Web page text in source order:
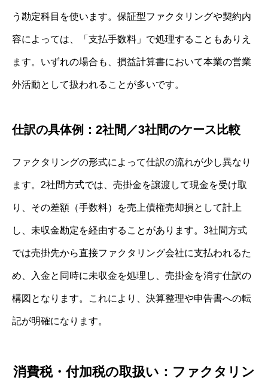
う勘定科目を使います。保証型ファクタリングや契約内
容によっては、「支払手数料」で処理することもありえ
ます。いずれの場合も、損益計算書において本業の営業
外活動として扱われることが多いです。
仕訳の具体例：2社間／3社間のケース比較
ファクタリングの形式によって仕訳の流れが少し異なり
ます。2社間方式では、売掛金を譲渡して現金を受け取
り、その差額（手数料）を売上債権売却損として計上
し、未収金勘定を経由することがあります。3社間方式
では売掛先から直接ファクタリング会社に支払われるた
め、入金と同時に未収金を処理し、売掛金を消す仕訳の
構図となります。これにより、決算整理や申告書への転
記が明確になります。
消費税・付加税の取扱い：ファクタリン